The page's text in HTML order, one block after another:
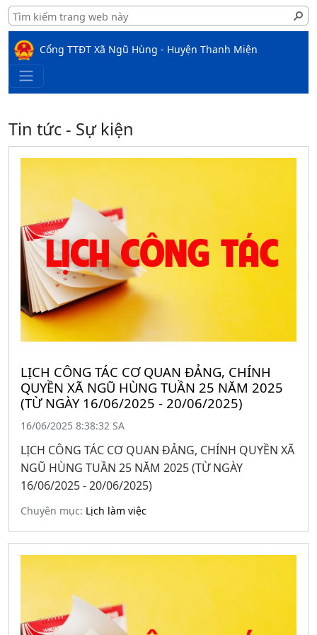
Cổng TTĐT Xã Ngũ Hùng - Huyện Thanh Miện
Tin tức - Sự kiện
LỊCH CÔNG TÁC CƠ QUAN ĐẢNG, CHÍNH
QUYỀN XÃ NGŨ HÙNG TUẦN 25 NĂM 2025
(TỪ NGÀY 16/06/2025 - 20/06/2025)
16/06/2025 8:38:32 SA
LỊCH CÔNG TÁC CƠ QUAN ĐẢNG, CHÍNH QUYỀN XÃ
NGŨ HÙNG TUẦN 25 NĂM 2025 (TỪ NGÀY
16/06/2025 - 20/06/2025)
Chuyên mục: Lịch làm việc